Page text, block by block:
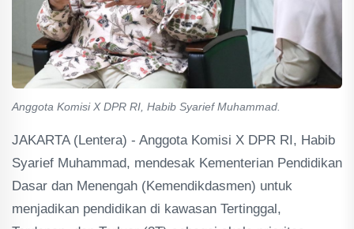
Anggota Komisi X DPR RI, Habib Syarief Muhammad.
JAKARTA (Lentera) - Anggota Komisi X DPR RI, Habib
Syarief Muhammad, mendesak Kementerian Pendidikan
Dasar dan Menengah (Kemendikdasmen) untuk
menjadikan pendidikan di kawasan Tertinggal,